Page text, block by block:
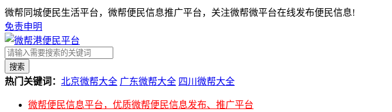
微帮同城便民生活平台，微帮便民信息推广平台，关注微帮微平台在线发布便民信息!
免责申明
搜索
热门关键词： 北京微帮大全 广东微帮大全 四川微帮大全
微帮便民信息平台，优质微帮便民信息发布、推广平台